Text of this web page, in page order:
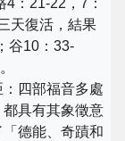
：21-22，7：
天復活，結果
谷10：33-
四部福音多處
具有其象徵意
德能、奇蹟和